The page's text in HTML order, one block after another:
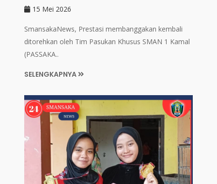
15 Mei 2026
SmansakaNews, Prestasi membanggakan kembali
ditorehkan oleh Tim Pasukan Khusus SMAN 1 Kamal
(PASSAKA..
SELENGKAPNYA